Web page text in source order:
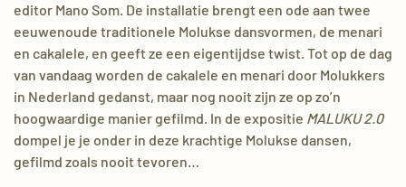
editor Mano Som. De installatie brengt een ode aan twee
eeuwenoude traditionele Molukse dansvormen, de menari
en cakalele, en geeft ze een eigentijdse twist. Tot op de dag
van vandaag worden de cakalele en menari door Molukkers
in Nederland gedanst, maar nog nooit zijn ze op zo’n
hoogwaardige manier gefilmd. In de expositie MALUKU 2.0
dompel je je onder in deze krachtige Molukse dansen,
gefilmd zoals nooit tevoren…